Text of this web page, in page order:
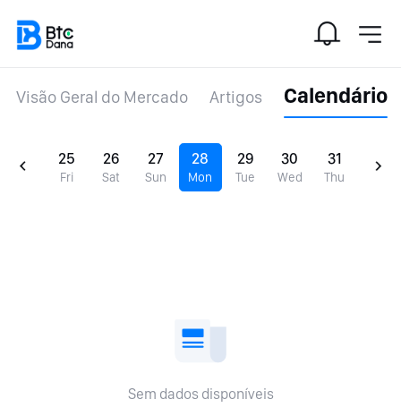
Visão Geral do Mercado Artigos Calendário
25
Fri
26
Sat
27
Sun
28
Mon
29
Tue
30
Wed
31
Thu
Sem dados disponíveis